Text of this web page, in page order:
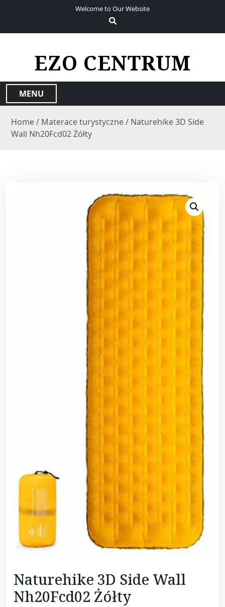
Welcome to Our Website
EZO CENTRUM
MENU
Home/ Materace turystyczne/ Naturehike 3D Side
Wall Nh20Fcd02 Żółty
Naturehike 3D Side Wall
Nh20Fcd02 Żółty